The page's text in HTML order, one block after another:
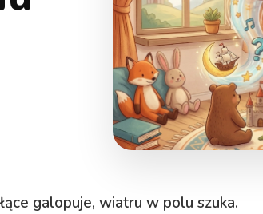
galopuje, wiatru w polu szuka.